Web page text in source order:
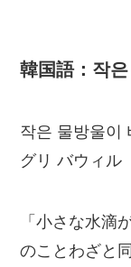
韓国語：작
작은 물방울이
グリ バウィル
「小さな水滴
のことわざと